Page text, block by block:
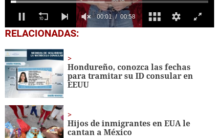
0
seconds
58
seconds
RELACIONADAS:
Hondureño, conozca las fechas
para tramitar su ID consular en
EEUU
Hijos de inmigrantes en EUA le
cantan a México